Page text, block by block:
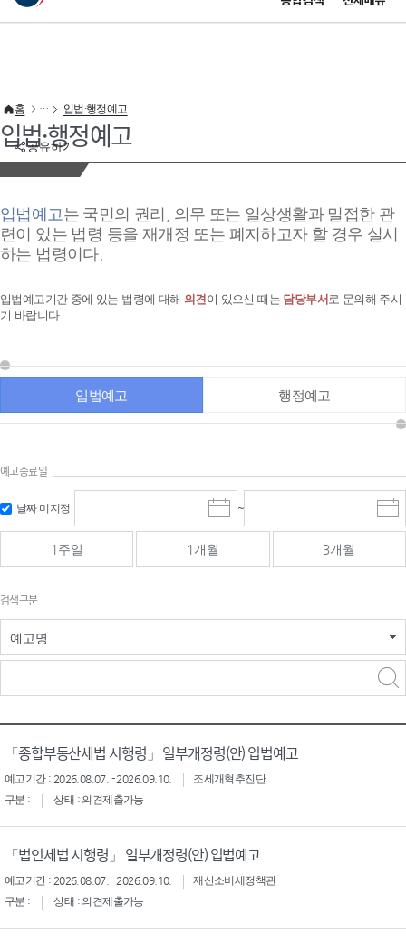
이 누리집은 대한민국 공식 전자정부 누리집입니다.
공유하기
홈 입법·행정예고
입법·행정예고
입법예고는 국민의 권리, 의무 또는 일상생활과 밀접한 관
련이 있는 법령 등을 재개정 또는 폐지하고자 할 경우 실시
하는 법령이다.
입법예고기간 중에 있는 법령에 대해 의견이 있으신 때는 담당부서 로 문의해 주시
기 바랍니다.
입법예고 행정예고
예고종료일
날짜 미지정
시
작
일
선
~
종
료
선
1주일 1개월 3개월
검색구분
예고명
「종합부동산세법 시행령」 일부개정령(안) 입법예고
예고기간 : 2026.08.07. - 2026.09.10.
조세개혁추진단
구분 :
상태 : 의견제출가능
「법인세법 시행령」 일부개정령(안) 입법예고
예고기간 : 2026.08.07. - 2026.09.10.
재산소비세정책관
구분 :
상태 : 의견제출가능